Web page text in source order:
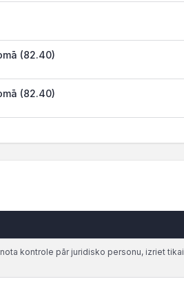
(82.40)
(82.40)
kontrole pār juridisko personu, izriet tikai